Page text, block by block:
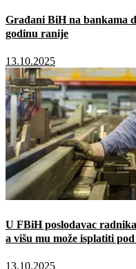
Građani BiH na bankama
godinu ranije
13.10.2025
U FBiH poslodavac
a višu mu može isplatiti
13.10.2025